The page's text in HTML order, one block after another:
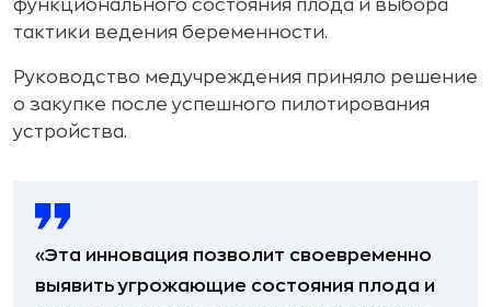
функционального состояния плода и выбора
тактики ведения беременности.
Руководство медучреждения приняло решение
о закупке после успешного пилотирования
устройства.
«Эта инновация позволит своевременно
выявить угрожающие состояния плода и